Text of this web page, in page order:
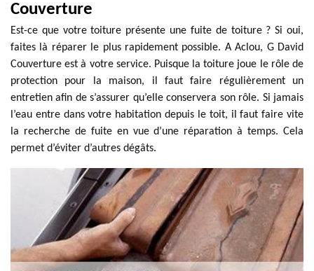
Couverture
Est-ce que votre toiture présente une fuite de toiture ? Si oui,
faites là réparer le plus rapidement possible. A Aclou, G David
Couverture est à votre service. Puisque la toiture joue le rôle de
protection pour la maison, il faut faire régulièrement un
entretien afin de s’assurer qu’elle conservera son rôle. Si jamais
l’eau entre dans votre habitation depuis le toit, il faut faire vite
la recherche de fuite en vue d’une réparation à temps. Cela
permet d’éviter d’autres dégâts.